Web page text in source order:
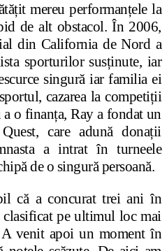
mereu performanțele la
de alt obstacol. În 2006,
din California de Nord a
sporturilor susținute, iar
singură iar familia ei
cazarea la competiții
a o finanța, Ray a fondat un
care adună donații
a intrat în turneele
de o singură persoană.
că a concurat trei ani în
clasificat pe ultimul loc mai
venit apoi un moment în